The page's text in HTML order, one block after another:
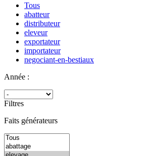
Tous
abatteur
distributeur
eleveur
exportateur
importateur
negociant-en-bestiaux
Année :
Filtres
Faits générateurs